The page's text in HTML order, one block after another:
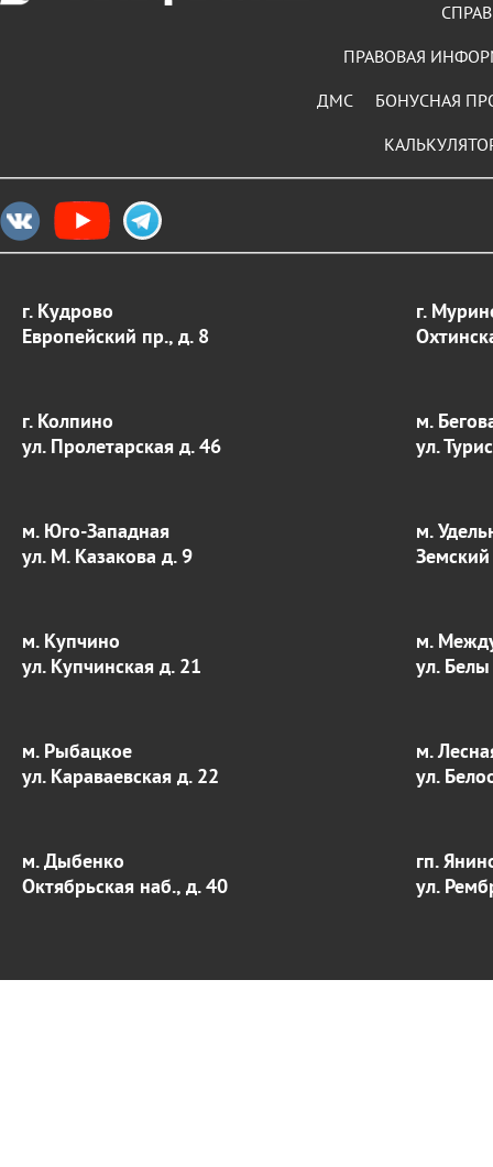
ПРАВОВАЯ
БОНУСНАЯ
ДМС
г. Кудрово
Европейский пр., д. 8
г.
г. Колпино
ул. Пролетарская д. 46
м.
ул.
м. Юго-Западная
ул. М. Казакова д. 9
м.
м. Купчино
ул. Купчинская д. 21
м.
ул.
м. Рыбацкое
ул. Караваевская д. 22
м.
ул.
м. Дыбенко
Октябрьская наб., д. 40
гп.
ул.